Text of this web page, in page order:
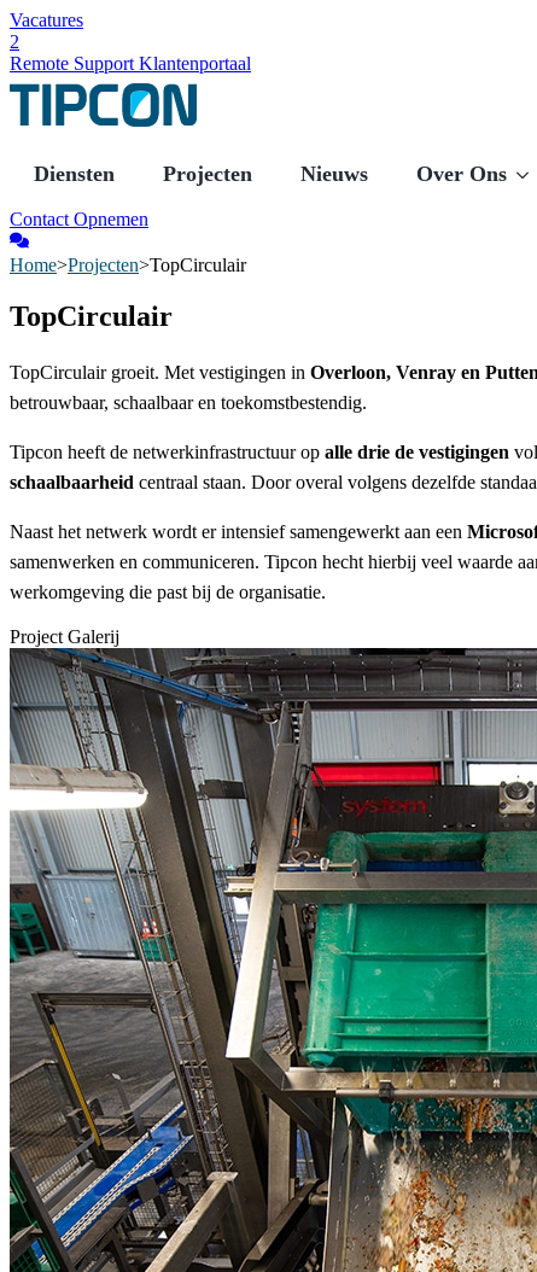
Vacatures
2
Remote Support Klantenportaal
Diensten Projecten Nieuws Over Ons
Contact Opnemen
Home>Projecten>TopCirculair
TopCirculair
TopCirculair groeit. Met vestigingen in Overloon, Venray en Putten
betrouwbaar, schaalbaar en toekomstbestendig.
Tipcon heeft de netwerkinfrastructuur op alle drie de vestigingen
schaalbaarheid centraal staan. Door overal volgens dezelfde
Naast het netwerk wordt er intensief samengewerkt aan een
samenwerken en communiceren. Tipcon hecht hierbij veel waarde
werkomgeving die past bij de organisatie.
Project Galerij